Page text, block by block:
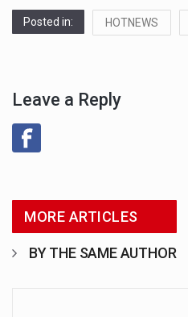
Posted in: HOTNEWS
Leave a Reply
MORE ARTICLES
BY THE SAME AUTHOR